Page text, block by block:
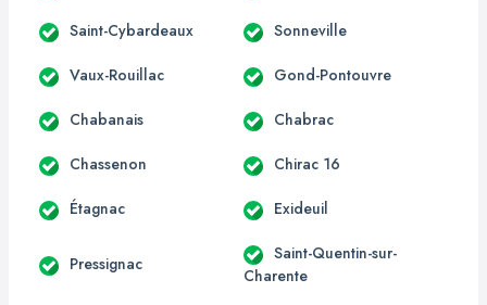
Saint-Cybardeaux Sonneville
Vaux-Rouillac Gond-Pontouvre
Chabanais Chabrac
Chassenon Chirac 16
Étagnac Exideuil
Pressignac
Saint-Quentin-sur-
Charente